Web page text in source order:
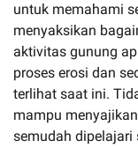
untuk memahami
menyaksikan
aktivitas gunung
proses erosi dan
terlihat saat ini.
mampu
semudah dipelajari